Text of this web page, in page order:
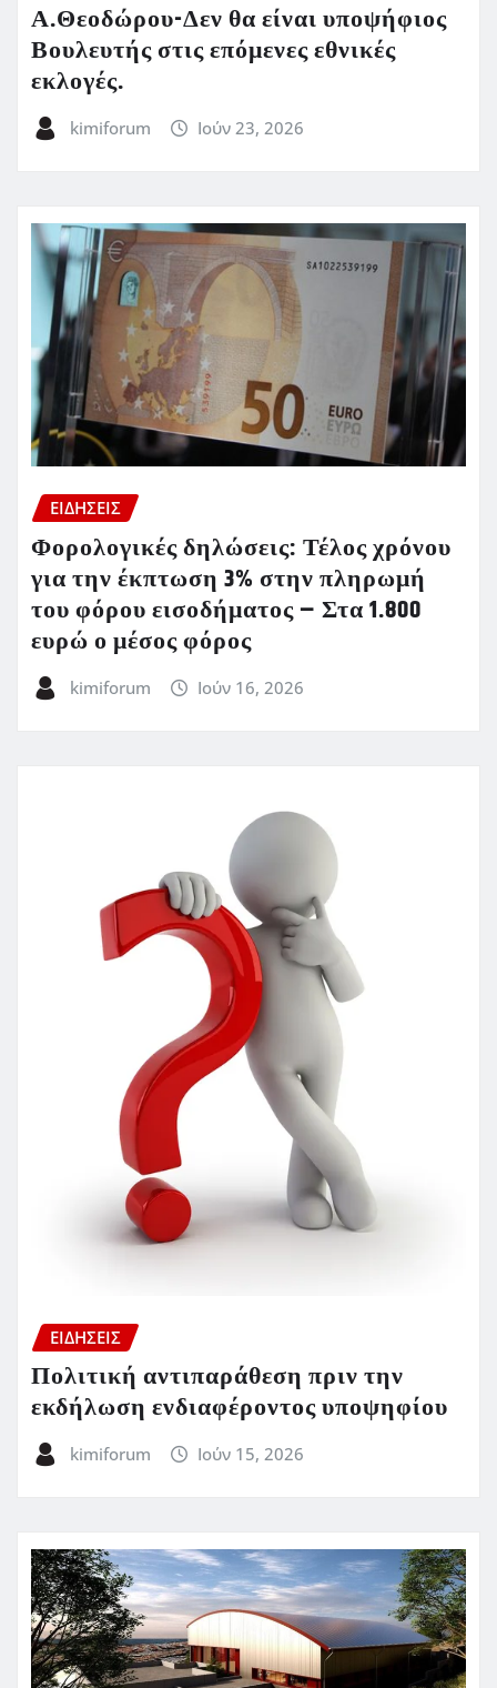
Α.Θεοδώρου-Δεν θα είναι υποψήφιος
Βουλευτής στις επόμενες εθνικές
εκλογές.
kimiforum Ιούν 23, 2026
ΕΙΔΗΣΕΙΣ
Φορολογικές δηλώσεις: Τέλος χρόνου
για την έκπτωση 3% στην πληρωμή
του φόρου εισοδήματος – Στα 1.800
ευρώ ο μέσος φόρος
kimiforum Ιούν 16, 2026
ΕΙΔΗΣΕΙΣ
Πολιτική αντιπαράθεση πριν την
εκδήλωση ενδιαφέροντος υποψηφίου
kimiforum Ιούν 15, 2026